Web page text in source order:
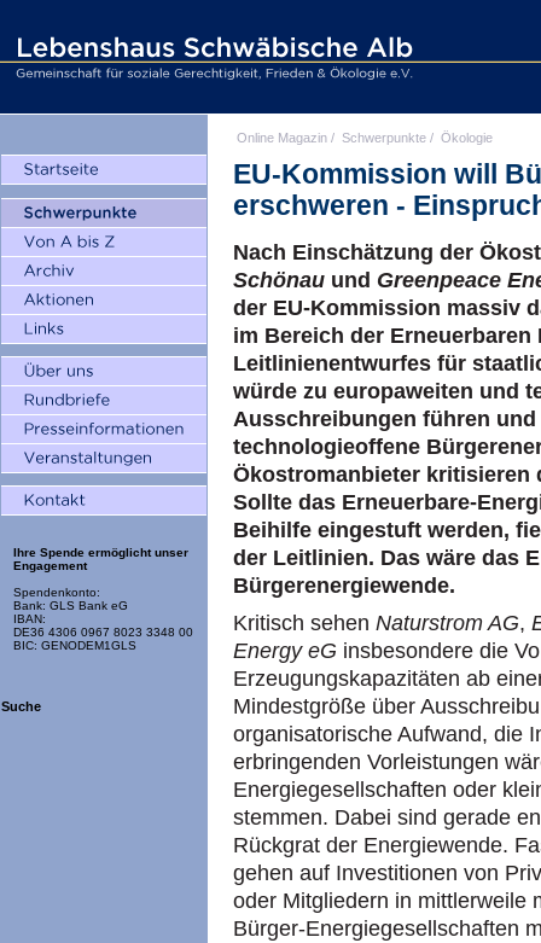
Ihre Spende ermöglicht unser
Engagement
Spendenkonto:
Bank: GLS Bank eG
IBAN:
DE36 4306 0967 8023 3348 00
BIC: GENODEM1GLS
Suche
Online Magazin / Schwerpunkte / Ökologie
EU-Kommission will
erschweren -
Nach Einschätzung der
Schönau und Greenpeace
der EU-Kommission massiv
im Bereich der
Leitlinienentwurfes für
würde zu europaweiten und
Ausschreibungen führen
technologieoffene
Ökostromanbieter kritisieren
Sollte das Erneuerbare-
Beihilfe eingestuft werden,
der Leitlinien. Das wäre das
Bürgerenergiewende.
Kritisch sehen Naturstrom AG,
Energy eG insbesondere die
Erzeugungskapazitäten ab
Mindestgröße über
organisatorische Aufwand, die
erbringenden Vorleistungen
Energiegesellschaften oder
stemmen. Dabei sind gerade
Rückgrat der Energiewende.
gehen auf Investitionen von
oder Mitgliedern in mittlerweile
Bürger-Energiegesellschaften